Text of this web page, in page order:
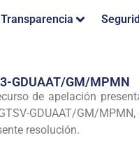
Transparencia
GDUAAT/GM/MPMN
de apelación
GDUAAT/GM/
resolución.